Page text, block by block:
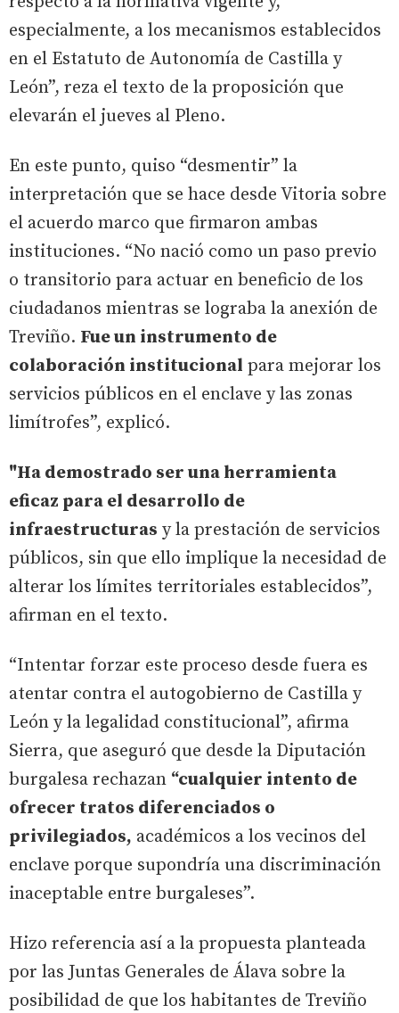
especialmente, a los mecanismos establecidos
en el Estatuto de Autonomía de Castilla y
León”, reza el texto de la proposición que
elevarán el jueves al Pleno.
En este punto, quiso “desmentir” la
interpretación que se hace desde Vitoria sobre
el acuerdo marco que firmaron ambas
instituciones. “No nació como un paso previo
o transitorio para actuar en beneficio de los
ciudadanos mientras se lograba la anexión de
Treviño. Fue un instrumento de
colaboración institucional para mejorar los
servicios públicos en el enclave y las zonas
limítrofes”, explicó.
"Ha demostrado ser una herramienta
eficaz para el desarrollo de
infraestructuras y la prestación de servicios
públicos, sin que ello implique la necesidad de
alterar los límites territoriales establecidos”,
afirman en el texto.
“Intentar forzar este proceso desde fuera es
atentar contra el autogobierno de Castilla y
León y la legalidad constitucional”, afirma
Sierra, que aseguró que desde la Diputación
burgalesa rechazan “cualquier intento de
ofrecer tratos diferenciados o
privilegiados, académicos a los vecinos del
enclave porque supondría una discriminación
inaceptable entre burgaleses”.
Hizo referencia así a la propuesta planteada
por las Juntas Generales de Álava sobre la
posibilidad de que los habitantes de Treviño